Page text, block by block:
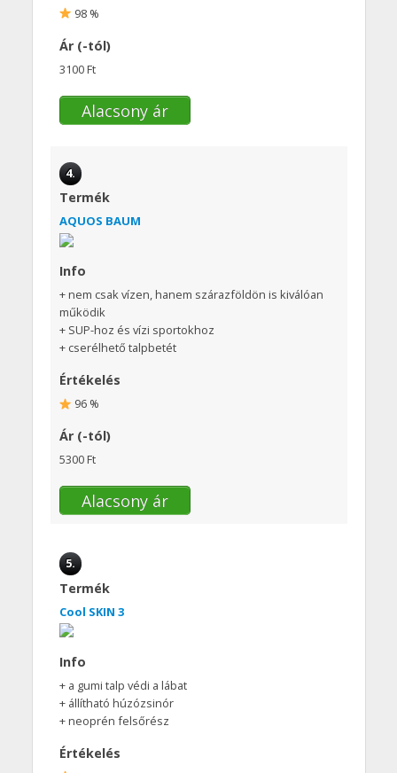
98 %
Ár (-tól)
3100 Ft
Alacsony ár
4.
Termék
AQUOS BAUM
Info
+ nem csak vízen, hanem szárazföldön is kiválóan
működik
+ SUP-hoz és vízi sportokhoz
+ cserélhető talpbetét
Értékelés
96 %
Ár (-tól)
5300 Ft
Alacsony ár
5.
Termék
Cool SKIN 3
Info
+ a gumi talp védi a lábat
+ állítható húzózsinór
+ neoprén felsőrész
Értékelés